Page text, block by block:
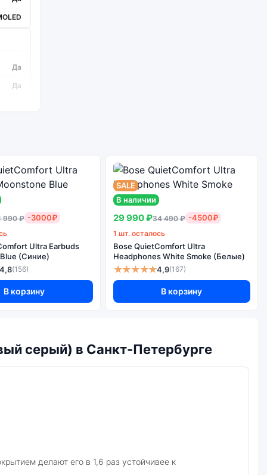
Да
Да
Да
Да
Да
Да
Да
Да
990 ₽ -3000₽
Ultra Earbuds
(Синие)
(156)
В корзину
SALE
В наличии
29 990 ₽34 490 ₽ -4500₽
1 шт. осталось
Bose QuietComfort Ultra
Headphones White Smoke (Белые)
★★★★★4,9(167)
В корзину
серый) в Санкт-Петербурге
делают его в 1,6 раз устойчивее к